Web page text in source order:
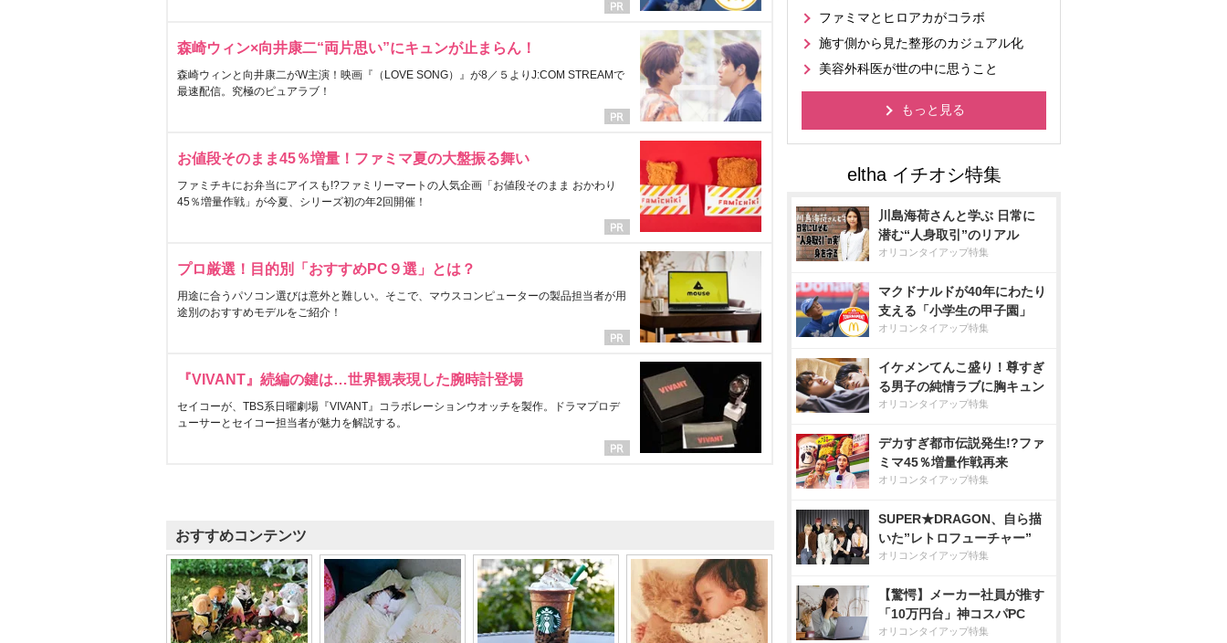
森崎ウィン×向井康二“両片思い”にキュンが止まらん！
森崎ウィンと向井康二がW主演！映画『（LOVE SONG）』が8／５よりJ:COM STREAMで
最速配信。究極のピュアラブ！
お値段そのまま45％増量！ファミマ夏の大盤振る舞い
ファミチキにお弁当にアイスも!?ファミリーマートの人気企画「お値段そのまま おかわり
45％増量作戦」が今夏、シリーズ初の年2回開催！
プロ厳選！目的別「おすすめPC９選」とは？
用途に合うパソコン選びは意外と難しい。そこで、マウスコンピューターの製品担当者が用
途別のおすすめモデルをご紹介！
『VIVANT』続編の鍵は…世界観表現した腕時計登場
セイコーが、TBS系日曜劇場『VIVANT』コラボレーションウオッチを製作。ドラマプロデ
ューサーとセイコー担当者が魅力を解説する。
おすすめコンテンツ
ファミマとヒロアカがコラボ
施す側から見た整形のカジュアル化
美容外科医が世の中に思うこと
もっと見る
川島海荷さんと学ぶ 日常に
潜む“人身取引”のリアル
オリコンタイアップ特集
マクドナルドが40年にわたり
支える「小学生の甲子園」
オリコンタイアップ特集
イケメンてんこ盛り！尊すぎ
る男子の純情ラブに胸キュン
オリコンタイアップ特集
デカすぎ都市伝説発生!?ファ
ミマ45％増量作戦再来
オリコンタイアップ特集
SUPER★DRAGON、自ら描
いた”レトロフューチャー”
オリコンタイアップ特集
【驚愕】メーカー社員が推す
「10万円台」神コスパPC
オリコンタイアップ特集